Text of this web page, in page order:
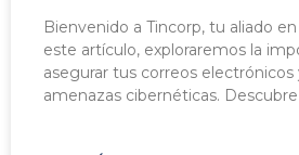
Bienvenido a Tincorp, tu aliado
este artículo, exploraremos la
asegurar tus correos
amenazas cibernéticas. Descubre